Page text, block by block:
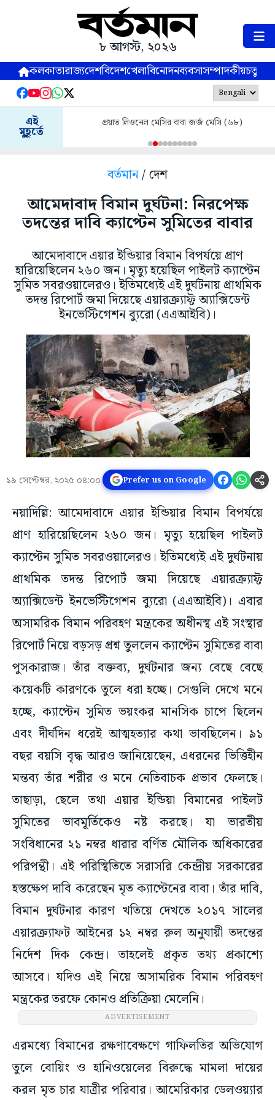
৮ আগস্ট, ২০২৬
কলকাতারাজ্যদেশবিদেশখেলাবিনোদনব্যবসাসম্পাদকীয়
এই
মুহূর্তে
প্রয়াত লিওনেল মেসির বাবা জর্জ মেসি (৬৮)
বর্তমান/ দেশ
আমেদাবাদ বিমান দুর্ঘটনা: নিরপেক্ষ
তদন্তের দাবি ক্যাপ্টেন সুমিতের বাবার
আমেদাবাদে এয়ার ইন্ডিয়ার বিমান বিপর্যয়ে প্রাণ
হারিয়েছিলেন ২৬০ জন। মৃত্যু হয়েছিল পাইলট ক্যাপ্টেন
সুমিত সবরওয়ালেরও। ইতিমধ্যেই এই দুর্ঘটনায় প্রাথমিক
তদন্ত রিপোর্ট জমা দিয়েছে এয়ারক্র্যাফ্ট অ্যাক্সিডেন্ট
ইনভেস্টিগেশন ব্যুরো (এএআইবি)।
১৯ সেপ্টেম্বর, ২০২৫ ০৪:০০ Prefer us on Google
নয়াদিল্লি: আমেদাবাদে এয়ার ইন্ডিয়ার বিমান বিপর্যয়ে
প্রাণ হারিয়েছিলেন ২৬০ জন। মৃত্যু হয়েছিল পাইলট
ক্যাপ্টেন সুমিত সবরওয়ালেরও। ইতিমধ্যেই এই দুর্ঘটনায়
প্রাথমিক তদন্ত রিপোর্ট জমা দিয়েছে এয়ারক্র্যাফ্ট
অ্যাক্সিডেন্ট ইনভেস্টিগেশন ব্যুরো (এএআইবি)। এবার
অসামরিক বিমান পরিবহণ মন্ত্রকের অধীনস্থ এই সংস্থার
রিপোর্ট নিয়ে বড়সড় প্রশ্ন তুললেন ক্যাপ্টেন সুমিতের বাবা
পুসকারাজ। তাঁর বক্তব্য, দুর্ঘটনার জন্য বেছে বেছে
কয়েকটি কারণকে তুলে ধরা হচ্ছে। সেগুলি দেখে মনে
হচ্ছে, ক্যাপ্টেন সুমিত ভয়ংকর মানসিক চাপে ছিলেন
এবং দীর্ঘদিন ধরেই আত্মহত্যার কথা ভাবছিলেন। ৯১
বছর বয়সি বৃদ্ধ আরও জানিয়েছেন, এধরনের ভিত্তিহীন
মন্তব্য তাঁর শরীর ও মনে নেতিবাচক প্রভাব ফেলছে।
তাছাড়া, ছেলে তথা এয়ার ইন্ডিয়া বিমানের পাইলট
সুমিতের ভাবমূর্তিকেও নষ্ট করছে। যা ভারতীয়
সংবিধানের ২১ নম্বর ধারার বর্ণিত মৌলিক অধিকারের
পরিপন্থী। এই পরিস্থিতিতে সরাসরি কেন্দ্রীয় সরকারের
হস্তক্ষেপ দাবি করেছেন মৃত ক্যাপ্টেনের বাবা। তাঁর দাবি,
বিমান দুর্ঘটনার কারণ খতিয়ে দেখতে ২০১৭ সালের
এয়ারক্র্যাফট আইনের ১২ নম্বর রুল অনুযায়ী তদন্তের
নির্দেশ দিক কেন্দ্র। তাহলেই প্রকৃত তথ্য প্রকাশ্যে
আসবে। যদিও এই নিয়ে অসামরিক বিমান পরিবহণ
মন্ত্রকের তরফে কোনও প্রতিক্রিয়া মেলেনি।
ADVERTISEMENT
এরমধ্যে বিমানের রক্ষণাবেক্ষণে গাফিলতির অভিযোগ
তুলে বোয়িং ও হানিওয়েলের বিরুদ্ধে মামলা দায়ের
করল মৃত চার যাত্রীর পরিবার। আমেরিকার ডেলওয়্যার